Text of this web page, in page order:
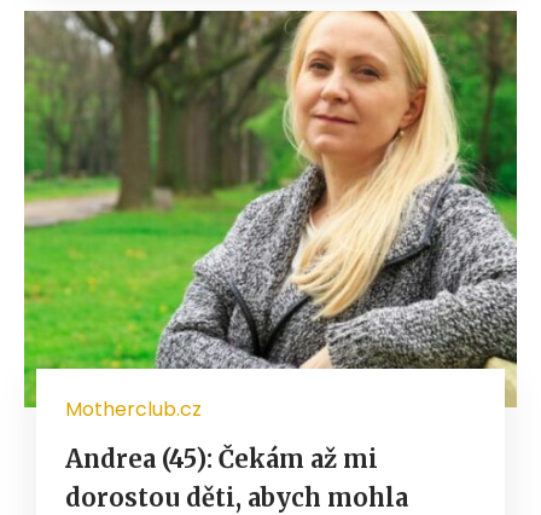
Motherclub.cz
Andrea (45): Čekám až mi
dorostou děti, abych mohla